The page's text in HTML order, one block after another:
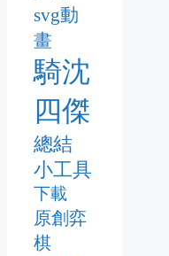
svg動
畫
騎沈
四傑
總結
小工具
下載
原創弈
棋